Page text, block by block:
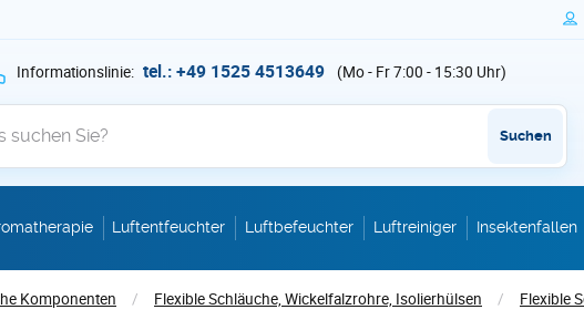
Informationslinie: tel.: +49 1525 4513649 (Mo - Fr 7:00 - 15:30 Uhr)
Suchen
Luftentfeuchter Luftbefeuchter Luftreiniger Insektenfallen
Komponenten / Flexible Schläuche, Wickelfalzrohre, Isolierhülsen / Flexible